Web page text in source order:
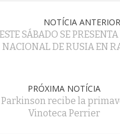
NOTÍCIA ANTERIOR
ESTE SÁBADO SE
NACIONAL DE RUSIA EN
PRÓXIMA NOTÍCIA
recibe la
Vinoteca Perrier